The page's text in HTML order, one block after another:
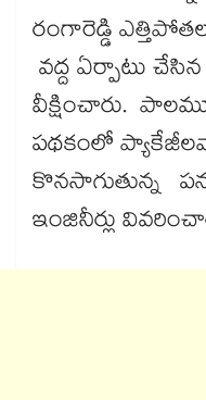
రంగారెడ్డి
వద్ద ఏర్పాటు
వీక్షించారు.
పథకంలో
కొనసాగుతున్న
ఇంజినీర్లు